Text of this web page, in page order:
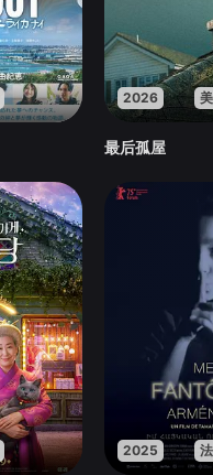
2026
最后孤屋
2025